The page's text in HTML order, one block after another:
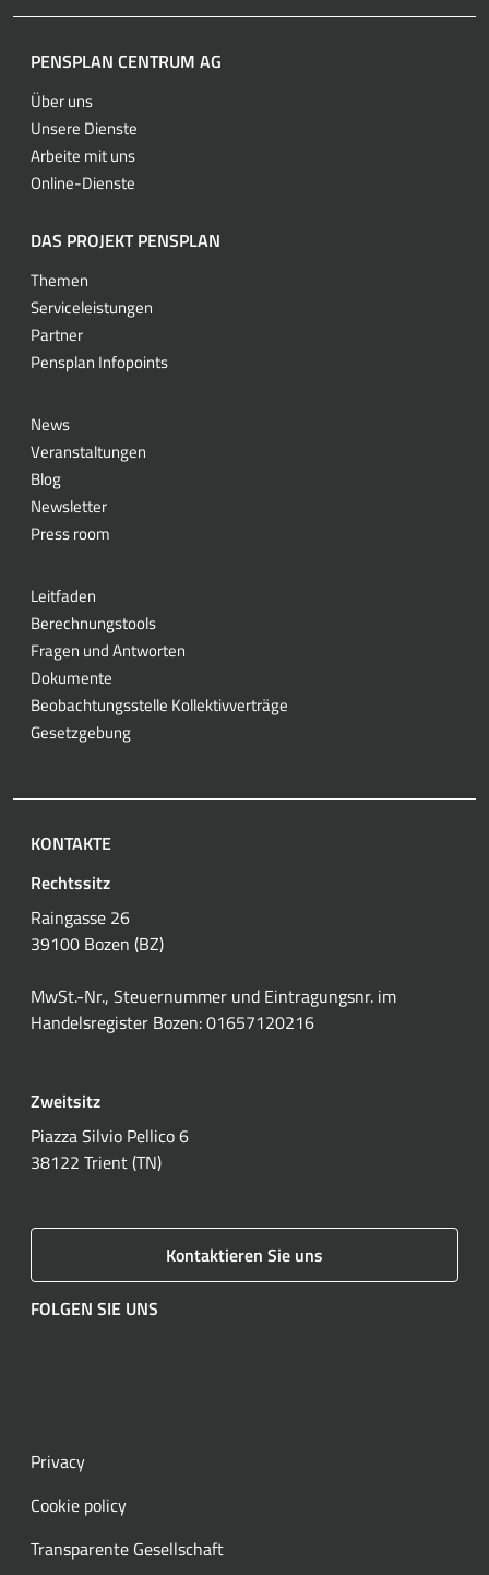
PENSPLAN CENTRUM AG
Über uns
Unsere Dienste
Arbeite mit uns
Online-Dienste
DAS PROJEKT PENSPLAN
Themen
Serviceleistungen
Partner
Pensplan Infopoints
News
Veranstaltungen
Blog
Newsletter
Press room
Leitfaden
Berechnungstools
Fragen und Antworten
Dokumente
Beobachtungsstelle Kollektivverträge
Gesetzgebung
KONTAKTE
Rechtssitz
Raingasse 26
39100 Bozen (BZ)
MwSt.-Nr., Steuernummer und Eintragungsnr. im
Handelsregister Bozen: 01657120216
Zweitsitz
Piazza Silvio Pellico 6
38122 Trient (TN)
Kontaktieren Sie uns
FOLGEN SIE UNS
Privacy
Cookie policy
Transparente Gesellschaft